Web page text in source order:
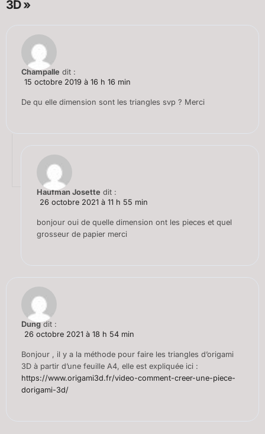
3D »
Champalle dit :
15 octobre 2019 à 16 h 16 min
De qu elle dimension sont les triangles svp ? Merci
Haufman Josette dit :
26 octobre 2021 à 11 h 55 min
bonjour oui de quelle dimension ont les pieces et quel
grosseur de papier merci
Dung dit :
26 octobre 2021 à 18 h 54 min
Bonjour , il y a la méthode pour faire les triangles d’origami
3D à partir d’une feuille A4, elle est expliquée ici :
https://www.origami3d.fr/video-comment-creer-une-piece-
dorigami-3d/